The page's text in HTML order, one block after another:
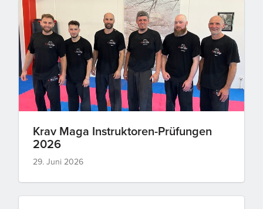
Krav Maga Instruktoren-Prüfungen
2026
29. Juni 2026